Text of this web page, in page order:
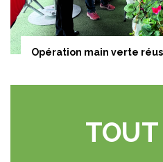
Opération main verte
TOUT